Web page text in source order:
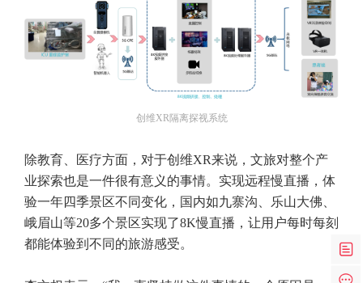
创维XR隔离探视系统
除教育、医疗方面，对于创维XR来说，文旅对整个产
业探索也是一件很有意义的事情。实现远程慢直播，体
验一年四季景区不同变化，国内如九寨沟、乐山大佛、
峨眉山等20多个景区实现了8K慢直播，让用户每时每刻
都能体验到不同的旅游感受。